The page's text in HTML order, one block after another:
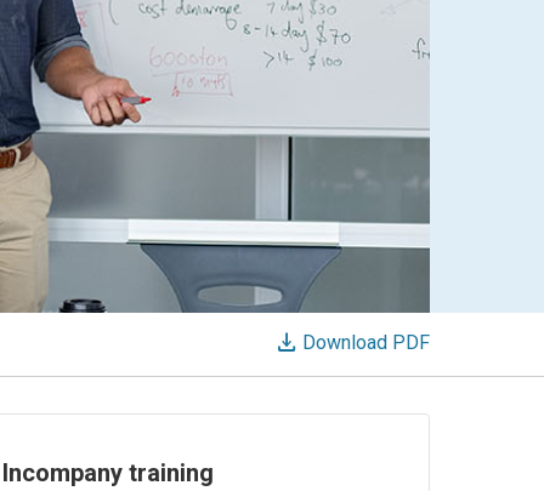
download Download PDF
Incompany training